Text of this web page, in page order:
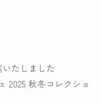
いたしました
2025 秋冬コレクショ